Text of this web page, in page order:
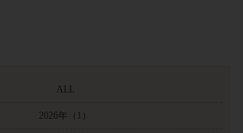
ALL
2026年 （1）